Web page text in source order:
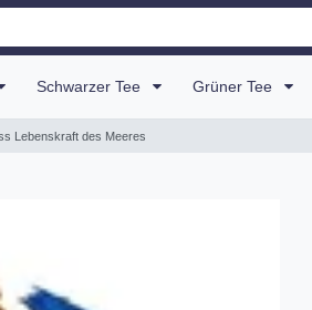
Schwarzer Tee Grüner Tee
Lebenskraft des Meeres